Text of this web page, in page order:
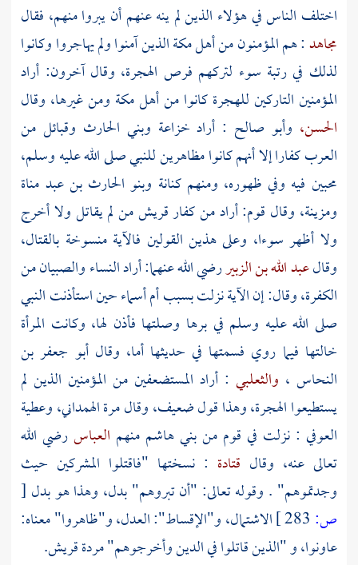
اختلف الناس في هؤلاء الذين لم ينه عنهم أن يبروا منهم، فقال
مجاهد: هم المؤمنون من أهلمكةالذين آمنوا ولم يهاجروا وكانوا
لذلك في رتبة سوء لتركهم فرص الهجرة، وقال آخرون: أراد
المؤمنين التاركين للهجرة كانوا من أهلمكة ومن غيرها، وقال
الحسن، وأبو صالح : أراد خزاعة وبني الحارث وقبائل من
العربكفارا إلا أنهم كانوا مظاهرين للنبي صلى الله عليه وسلم،
محبين فيه وفي ظهوره، ومنهمكنانة وبنو الحارث بن عبد مناة
ومزينة، وقال قوم: أراد من كفارقريشمن لم يقاتل ولا أخرج
ولا أظهر سوءا، وعلى هذين القولين فالآية منسوخة بالقتال،
وقالعبد الله بن الزبيررضي الله عنهما: أراد النساء والصبيان من
الكفرة، وقال: إن الآية نزلت بسببأم أسماءحين استأذنت النبي
صلى الله عليه وسلم في برها وصلتها فأذن لها، وكانت المرأة
خالتها فيما روي فسمتها في حديثها أما، وقالأبو جعفر بن
النحاس ، والثعلبي : أراد المستضعفين من المؤمنين الذين لم
يستطيعوا الهجرة، وهذا قول ضعيف، وقالمرة الهمداني،وعطية
العوفي : نزلت في قوم منبني هاشم منهم العباسرضي الله
تعالى عنه، وقال قتادة : نسختها "فاقتلوا المشركين حيث
وجدتموهم" . وقوله تعالى: "أن تبروهم" بدل، وهذا هو بدل [
ص:
الاشتمال، و"الإقساط": العدل، و"ظاهروا" معناه:
عاونوا، و "الذين قاتلوا في الدين وأخرجوهم" مردةقريش.